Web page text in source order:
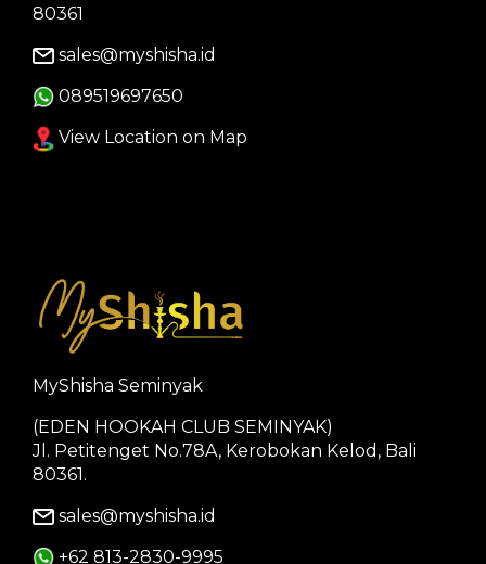
80361
sales@myshisha.id
089519697650
View Location on Map
MyShisha Seminyak
(EDEN HOOKAH CLUB SEMINYAK)
Jl. Petitenget No.78A, Kerobokan Kelod, Bali
80361.
sales@myshisha.id
+62 813-2830-9995